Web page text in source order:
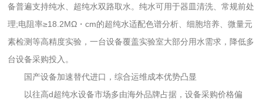
备普遍支持纯水、超纯水双路取水。纯水可用于器皿清洗、常规前处
理;电阻率≥18.2MΩ・cm的超纯水适配色谱分析、细胞培养、微量元
素检测等高精度实验，一台设备覆盖实验室大部分用水需求，降低多
台设备采购投入。
国产设备加速替代进口，综合运维成本优势凸显
以往高d超纯水设备市场多由海外品牌占据，设备采购价格偏